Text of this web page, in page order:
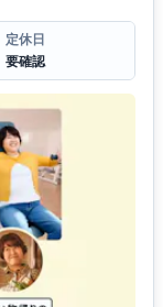
定休日
要確認